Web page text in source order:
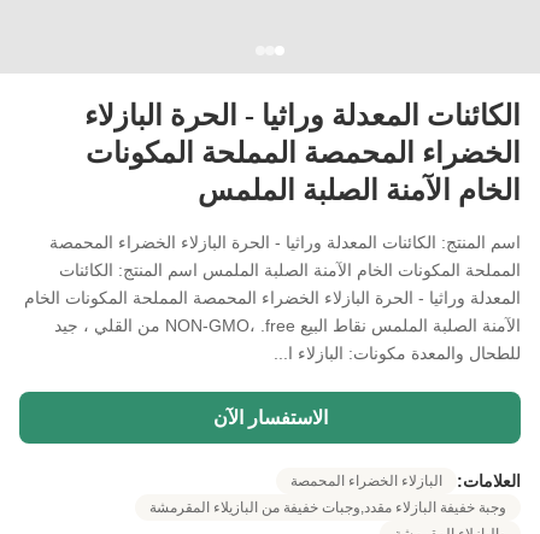
الكائنات المعدلة وراثيا - الحرة البازلاء
الخضراء المحمصة المملحة المكونات
الخام الآمنة الصلبة الملمس
اسم المنتج: الكائنات المعدلة وراثيا - الحرة البازلاء الخضراء المحمصة
المملحة المكونات الخام الآمنة الصلبة الملمس اسم المنتج: الكائنات
المعدلة وراثيا - الحرة البازلاء الخضراء المحمصة المملحة المكونات الخام
الآمنة الصلبة الملمس نقاط البيع NON-GMO، .free من القلي ، جيد
للطحال والمعدة مكونات: البازلاء ا...
الاستفسار الآن
العلامات:
البازلاء الخضراء المحمصة
وجبة خفيفة البازلاء مقدد,وجبات خفيفة من البازيلاء المقرمشة